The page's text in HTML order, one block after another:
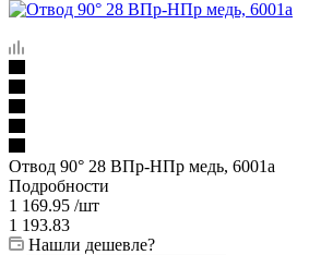
Отвод 90° 28 ВПр-НПр медь, 6001a
Подробности
1 169.95 /шт
1 193.83
Нашли дешевле?